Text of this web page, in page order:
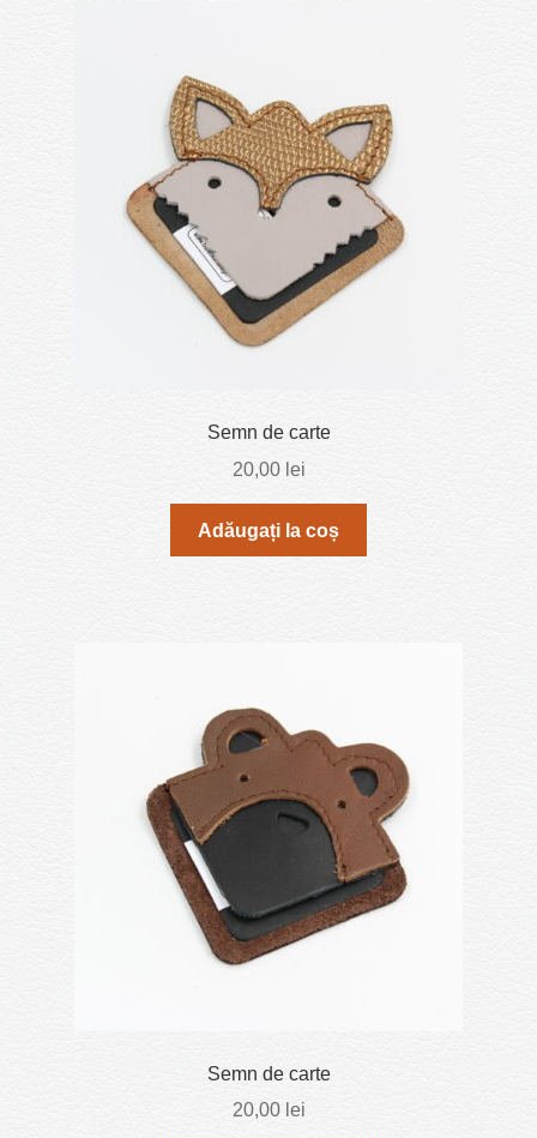
Semn de carte
20,00 lei
Adăugați la coș
Semn de carte
20,00 lei